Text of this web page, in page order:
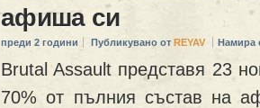
афиша си
преди 2 години Публикувано от REYAV Намира
Brutal Assault представя 23
70% от пълния състав на